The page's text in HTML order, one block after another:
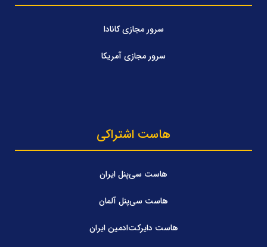
سرور مجازی کانادا
سرور مجازی آمریکا
هاست اشتراکی
هاست سی‌پنل ایران
هاست سی‌پنل آلمان
هاست دایرکت‌ادمین ایران